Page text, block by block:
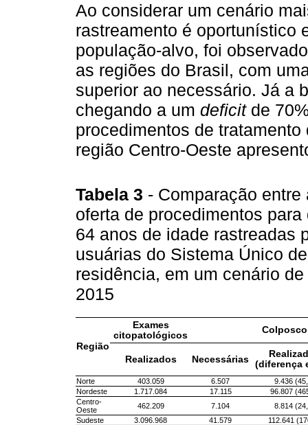
Ao considerar um cenário
rastreamento é oportunístico
população-alvo, foi
as regiões do Brasil, com
superior ao necessário. Já a
chegando a um deficitde
procedimentos de
região Centro-Oeste
Tabela 3 - Comparação
oferta de procedimentos
64 anos de idade rastreadas
usuárias do Sistema Único
residência, em um cenário
2015
Região
Exames
citopatológicos
Realizados Necessárias (diferença
Norte 403.059 6.507
9.436
Nordeste
1.717.084 17.115
96.807
Centro-
Oeste
462.209 7.104
8.814
Sudeste
3.096.968 41.579
112.641